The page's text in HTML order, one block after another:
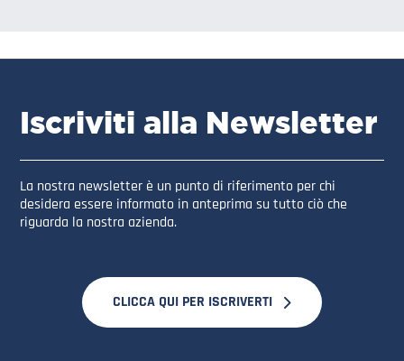
Iscriviti alla Newsletter
La nostra newsletter è un punto di riferimento per chi
desidera essere informato in anteprima su tutto ciò che
riguarda la nostra azienda.
CLICCA QUI PER ISCRIVERTI